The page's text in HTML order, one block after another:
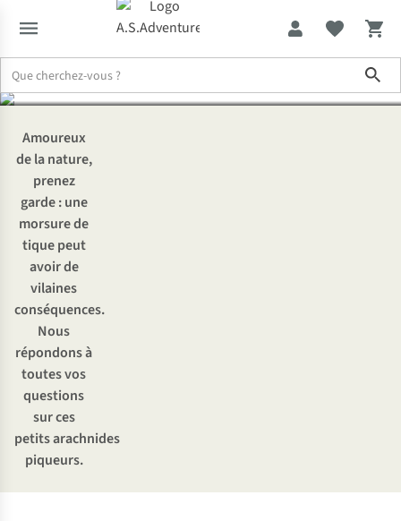
sur les tiques
Amoureux
de la nature,
prenez
garde : une
morsure de
tique peut
avoir de
vilaines
conséquences.
Nous
répondons à
toutes vos
questions
sur ces
petits arachnides
piqueurs.